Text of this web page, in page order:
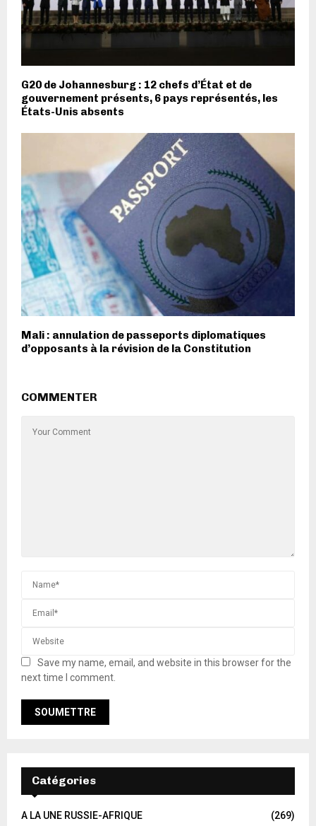
G20 de Johannesburg : 12 chefs d’État et de
gouvernement présents, 6 pays représentés, les
États-Unis absents
Mali : annulation de passeports diplomatiques
d’opposants à la révision de la Constitution
COMMENTER
Save my name, email, and website in this browser for the
next time I comment.
Catégories
A LA UNE RUSSIE-AFRIQUE
(269)